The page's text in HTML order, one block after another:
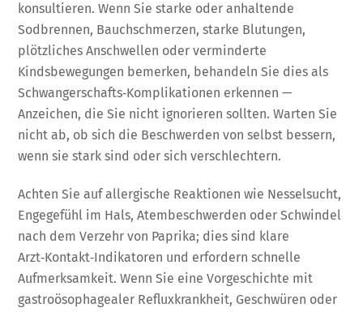
konsultieren. Wenn Sie starke oder anhaltende
Sodbrennen, Bauchschmerzen, starke Blutungen,
plötzliches Anschwellen oder verminderte
Kindsbewegungen bemerken, behandeln Sie dies als
Schwangerschafts‑Komplikationen erkennen —
Anzeichen, die Sie nicht ignorieren sollten. Warten Sie
nicht ab, ob sich die Beschwerden von selbst bessern,
wenn sie stark sind oder sich verschlechtern.
Achten Sie auf allergische Reaktionen wie Nesselsucht,
Engegefühl im Hals, Atembeschwerden oder Schwindel
nach dem Verzehr von Paprika; dies sind klare
Arzt‑Kontakt‑Indikatoren und erfordern schnelle
Aufmerksamkeit. Wenn Sie eine Vorgeschichte mit
gastroösophagealer Refluxkrankheit, Geschwüren oder